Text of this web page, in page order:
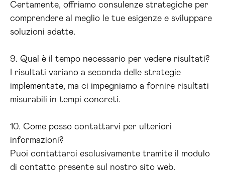
Certamente, offriamo consulenze strategiche per
comprendere al meglio le tue esigenze e sviluppare
soluzioni adatte.
9. Qual è il tempo necessario per vedere risultati?
I risultati variano a seconda delle strategie
implementate, ma ci impegniamo a fornire risultati
misurabili in tempi concreti.
10. Come posso contattarvi per ulteriori
informazioni?
Puoi contattarci esclusivamente tramite il modulo
di contatto presente sul nostro sito web.